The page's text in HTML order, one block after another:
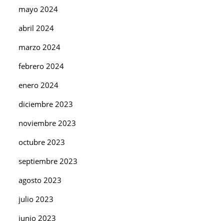
mayo 2024
abril 2024
marzo 2024
febrero 2024
enero 2024
diciembre 2023
noviembre 2023
octubre 2023
septiembre 2023
agosto 2023
julio 2023
junio 2023